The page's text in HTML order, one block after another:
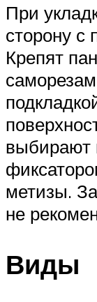
При
сторону с
Крепят
выбирают
метизы.
не
Виды